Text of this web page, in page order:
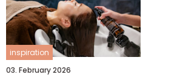
inspiration
03. February 2026